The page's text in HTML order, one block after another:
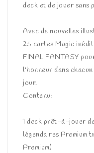
deck et de jouer sans
Avec de nouvelles
25 cartes Magic
FINAL FANTASY
l'honneur dans
jour.
Contenu:
1 deck prêt-à-jouer
légendaires Premium
Premium)